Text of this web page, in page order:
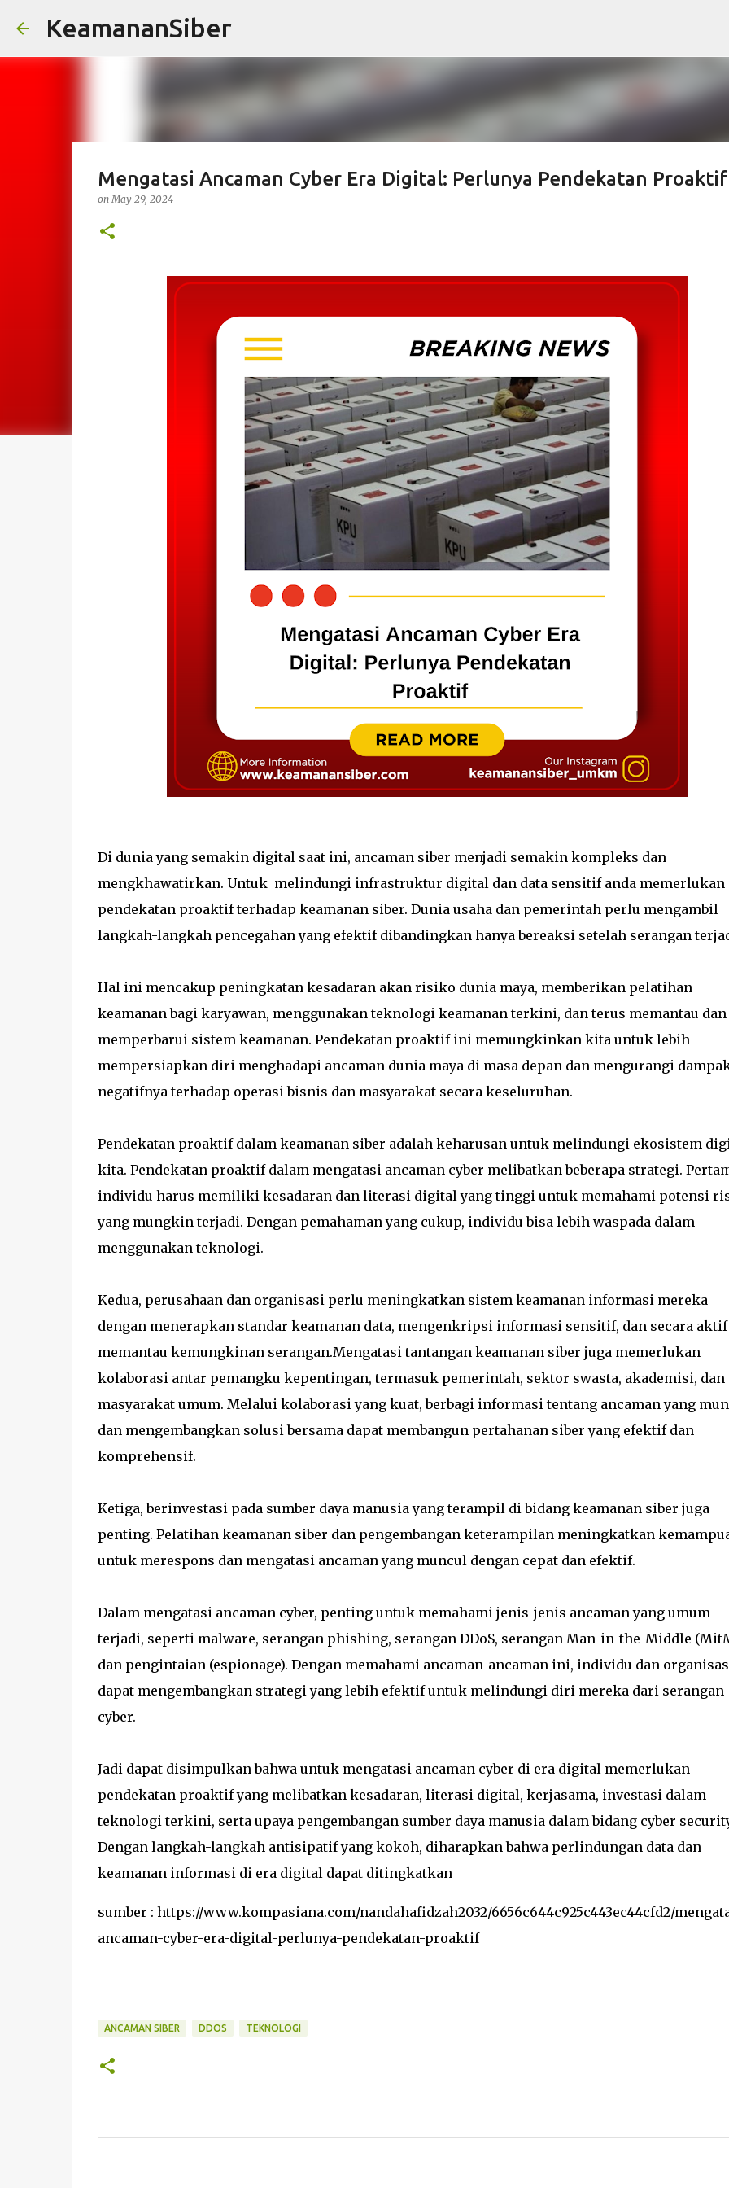
KeamananSiber
Mengatasi Ancaman Cyber Era Digital: Perlunya Pendekatan Proaktif
onMay 29, 2024
Di dunia yang semakin digital saat ini, ancaman siber menjadi semakin kompleks dan
mengkhawatirkan. Untuk melindungi infrastruktur digital dan data sensitif anda memerlukan
pendekatan proaktif terhadap keamanan siber. Dunia usaha dan pemerintah perlu mengambil
langkah-langkah pencegahan yang efektif dibandingkan hanya bereaksi setelah serangan
Hal ini mencakup peningkatan kesadaran akan risiko dunia maya, memberikan pelatihan
keamanan bagi karyawan, menggunakan teknologi keamanan terkini, dan terus memantau dan
memperbarui sistem keamanan. Pendekatan proaktif ini memungkinkan kita untuk lebih
mempersiapkan diri menghadapi ancaman dunia maya di masa depan dan mengurangi
negatifnya terhadap operasi bisnis dan masyarakat secara keseluruhan.
Pendekatan proaktif dalam keamanan siber adalah keharusan untuk melindungi ekosistem
kita. Pendekatan proaktif dalam mengatasi ancaman cyber melibatkan beberapa strategi.
individu harus memiliki kesadaran dan literasi digital yang tinggi untuk memahami potensi
yang mungkin terjadi. Dengan pemahaman yang cukup, individu bisa lebih waspada dalam
menggunakan teknologi.
Kedua, perusahaan dan organisasi perlu meningkatkan sistem keamanan informasi mereka
dengan menerapkan standar keamanan data, mengenkripsi informasi sensitif, dan secara aktif
memantau kemungkinan serangan.Mengatasi tantangan keamanan siber juga memerlukan
kolaborasi antar pemangku kepentingan, termasuk pemerintah, sektor swasta, akademisi, dan
masyarakat umum. Melalui kolaborasi yang kuat, berbagi informasi tentang ancaman yang
dan mengembangkan solusi bersama dapat membangun pertahanan siber yang efektif dan
komprehensif.
Ketiga, berinvestasi pada sumber daya manusia yang terampil di bidang keamanan siber juga
penting. Pelatihan keamanan siber dan pengembangan keterampilan meningkatkan
untuk merespons dan mengatasi ancaman yang muncul dengan cepat dan efektif.
Dalam mengatasi ancaman cyber, penting untuk memahami jenis-jenis ancaman yang umum
terjadi, seperti malware, serangan phishing, serangan DDoS, serangan Man-in-the-Middle
dan pengintaian (espionage). Dengan memahami ancaman-ancaman ini, individu dan
dapat mengembangkan strategi yang lebih efektif untuk melindungi diri mereka dari serangan
cyber.
Jadi dapat disimpulkan bahwa untuk mengatasi ancaman cyber di era digital memerlukan
pendekatan proaktif yang melibatkan kesadaran, literasi digital, kerjasama, investasi dalam
teknologi terkini, serta upaya pengembangan sumber daya manusia dalam bidang cyber
Dengan langkah-langkah antisipatif yang kokoh, diharapkan bahwa perlindungan data dan
keamanan informasi di era digital dapat ditingkatkan
sumber : https://www.kompasiana.com/nandahafidzah2032/6656c644c925c443ec44cfd2/
ancaman-cyber-era-digital-perlunya-pendekatan-proaktif
ANCAMAN SIBER DDOS TEKNOLOGI